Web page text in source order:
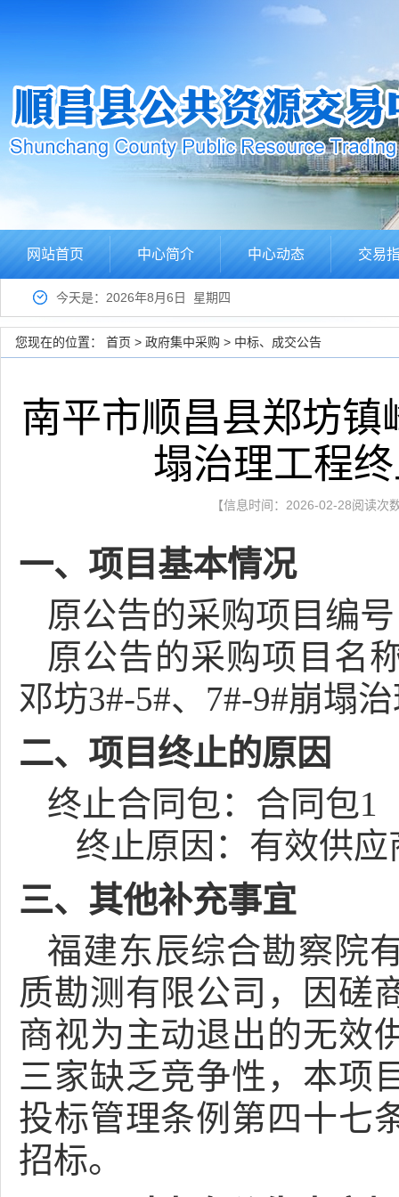
网站首页 中心简介 中心动态 交易
今天是：2026年8月6日 星期四
您现在的位置： 首页 > 政府集中采购 > 中标、成交公告
南平市顺昌县郑坊
塌治理工程
【信息时间：2026-02-28阅读次
一、项目基本情况
原公告的采购项目编
原公告的采购项目名
邓坊3#-5#、7#-9#崩塌
二、项目终止的原因
终止合同包：合同包1
终止原因： 有效供应
三、其他补充事宜
福建东辰综合勘察院
质勘测有限公司，因磋
商视为主动退出的无效
三家缺乏竞争性，本项
投标管理条例第四十七
招标。